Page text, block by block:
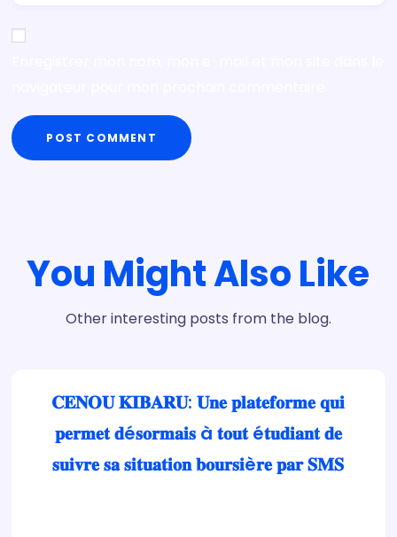
POST COMMENT
You Might Also Like
Other interesting posts from the blog.
𝐂𝐄𝐍𝐎𝐔 𝐊𝐈𝐁𝐀𝐑𝐔: 𝐔𝐧𝐞 𝐩𝐥𝐚𝐭𝐞𝐟𝐨𝐫𝐦𝐞 𝐪𝐮𝐢
𝐩𝐞𝐫𝐦𝐞𝐭 𝐝é𝐬𝐨𝐫𝐦𝐚𝐢𝐬 à 𝐭𝐨𝐮𝐭 é𝐭𝐮𝐝𝐢𝐚𝐧𝐭 𝐝𝐞
𝐬𝐮𝐢𝐯𝐫𝐞 𝐬𝐚 𝐬𝐢𝐭𝐮𝐚𝐭𝐢𝐨𝐧 𝐛𝐨𝐮𝐫𝐬𝐢è𝐫𝐞 𝐩𝐚𝐫 𝐒𝐌𝐒